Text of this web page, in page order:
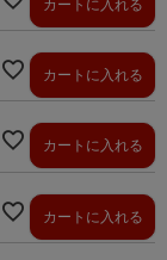
カートに入れる
カートに入れる
カートに入れる
カートに入れる